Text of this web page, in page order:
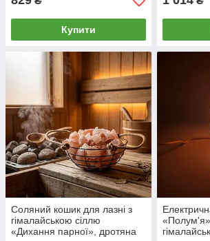
Купити
Соляний кошик для лазні з
гімалайською сіллю
«Дихання парної», дротяна